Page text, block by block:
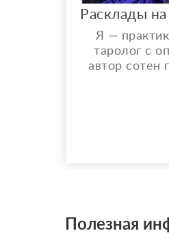
Я —
таролог с
автор сотен
конкретную
Полезная